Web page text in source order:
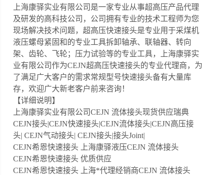
上海康驿实业有限公司是一家专业从事超高压产品代理
及研发的高科技公司，公司拥有专业的技术工程师为您
现场解决技术问题，超高压快速接头是专业用于采煤机
液压螺母紧固和的专业工具拆卸轴承、联轴器、转向
架、齿轮、飞轮；压力试验等的专业工具，上海康驿实
业有限公司作为CEJN超高压快速接头的专业代理商，为
了满足广大客户的需求常规型号快速接头备有大量库
存，欢迎广大新老客户前来咨询！
【详细说明】
上海康驿实业有限公司CEJN 流体接头现货供应瑞典
CEJN接头|CEJN快速接头|CEJN流体接头|CEJN高压接
头| CEJN气动接头| CEJN接头|接头Joint|
CEJN希恩快速接头 上海康驿液压CEJN 流体接头
CEJN希恩快速接头 优质供应
CEJN希恩快速接头 上海*代理经销商CEJN 流体接头